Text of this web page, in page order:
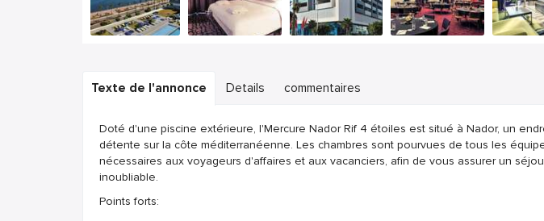
Texte de l'annonce Details commentaires
Doté d'une piscine extérieure, l'Mercure Nador Rif 4 étoiles est situé à Nador, un
détente sur la côte méditerranéenne. Les chambres sont pourvues de tous les
nécessaires aux voyageurs d'affaires et aux vacanciers, afin de vous assurer un
inoubliable.
Points forts: